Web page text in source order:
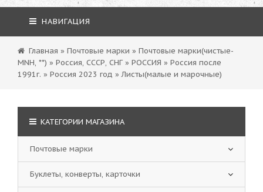
НАВИГАЦИЯ
Главная » Почтовые марки » Почтовые марки(чистые-
MNH, **) » Россия, СССР, СНГ » РОССИЯ » Россия после
1991г. » Россия 2023 год » Листы(малые и марочные)
КАТЕГОРИИ МАГАЗИНА
Почтовые марки
Буклеты, конверты, карточки